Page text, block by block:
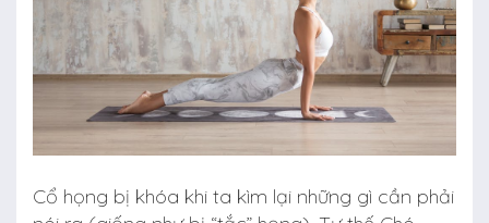
Cổ họng bị khóa khi ta kìm lại những gì cần phải